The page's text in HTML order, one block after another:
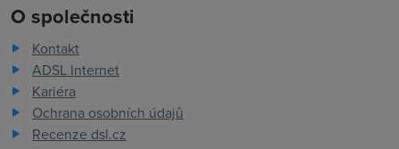
O společnosti
Kontakt
ADSL Internet
Kariéra
Ochrana osobních údajů
Recenze dsl.cz